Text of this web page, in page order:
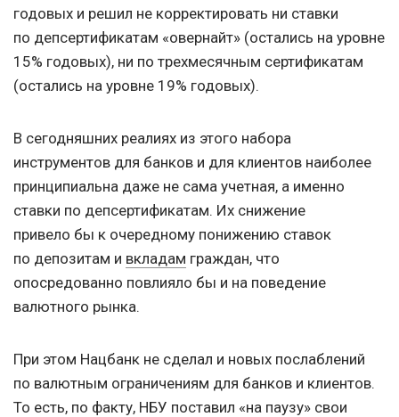
годовых и решил не корректировать ни ставки
по депсертификатам «овернайт» (остались на уровне
15% годовых), ни по трехмесячным сертификатам
(остались на уровне 19% годовых).
В сегодняшних реалиях из этого набора
инструментов для банков и для клиентов наиболее
принципиальна даже не сама учетная, а именно
ставки по депсертификатам. Их снижение
привело бы к очередному понижению ставок
по депозитам и вкладам граждан, что
опосредованно повлияло бы и на поведение
валютного рынка.
При этом Нацбанк не сделал и новых послаблений
по валютным ограничениям для банков и клиентов.
То есть, по факту, НБУ поставил «на паузу» свои